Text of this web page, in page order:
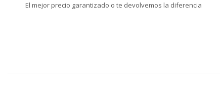
El mejor precio garantizado o te devolvemos la diferencia